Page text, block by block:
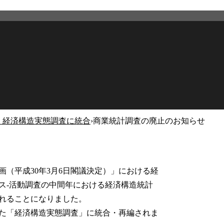
済構造実態調査に統合›商業統計調査の廃止のお知らせ
（平成30年3月6日閣議決定）」における経
-活動調査の中間年における経済構造統計
ることになりました。
「経済構造実態調査」に統合・再編されま